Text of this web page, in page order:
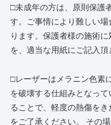
□未成年の方は、原則保護
す。ご事情により難しい
ります。保護者様の施術
を、適当な用紙にご記入頂
□レーザーはメラニン色素
を破壊する仕組みとなっ
ることで、軽度の熱傷を
をご了承ください。 その